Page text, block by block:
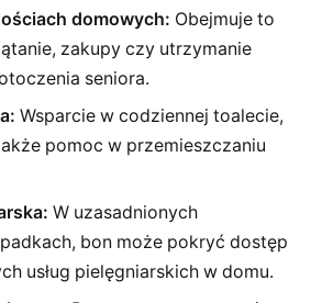
domowych: Obejmuje to
zakupy czy utrzymanie
seniora.
Wsparcie w codziennej toalecie,
pomoc w przemieszczaniu
W uzasadnionych
bon może pokryć dostęp
usług pielęgniarskich w domu.